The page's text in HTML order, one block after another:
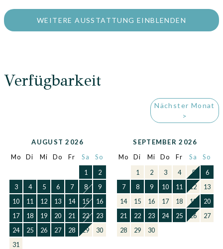
WEITERE AUSSTATTUNG EINBLENDEN
Verfügbarkeit
Nächster Monat
>
AUGUST 2026
Mo
Di Mi Do Fr Sa
So
1
2
3
4 5 6 7 8
9
10
11 12 13 14 15
16
17
18 19 20 21 22
23
24
25 26 27 28 29
30
31
SEPTEMBER 2026
Mo
Di Mi Do Fr Sa
So
1
2 3 4 5
6
7
8 9 10 11 12
13
14
15 16 17 18 19
20
21
22 23 24 25 26
27
28
29 30